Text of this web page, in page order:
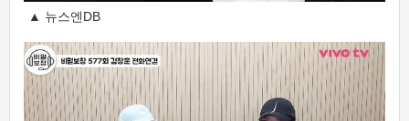
▲ 뉴스엔DB